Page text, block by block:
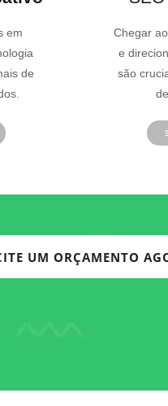
em
de
Chegar
e
são
UM ORÇAMENTO